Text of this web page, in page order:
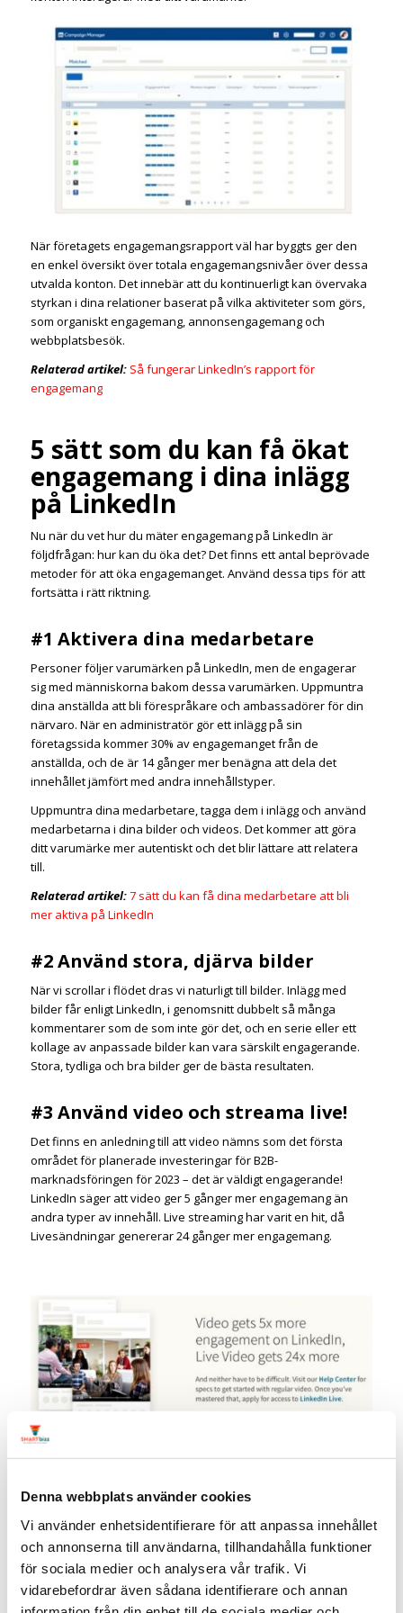
Denna webbplats använder cookies
Vi använder enhetsidentifierare för att anpassa innehållet
och annonserna till användarna, tillhandahålla funktioner
för sociala medier och analysera vår trafik. Vi
vidarebefordrar även sådana identifierare och annan
När företagets engagemangsrapport väl har byggts ger den
en enkel översikt över totala engagemangsnivåer över dessa
utvalda konton. Det innebär att du kontinuerligt kan övervaka
styrkan i dina relationer baserat på vilka aktiviteter som görs,
som organiskt engagemang, annonsengagemang och
webbplatsbesök.
Relaterad artikel: Så fungerar LinkedIn’s rapport för
engagemang
5 sätt som du kan få ökat
engagemang i dina inlägg
på LinkedIn
Nu när du vet hur du mäter engagemang på LinkedIn är
följdfrågan: hur kan du öka det? Det finns ett antal beprövade
metoder för att öka engagemanget. Använd dessa tips för att
fortsätta i rätt riktning.
#1 Aktivera dina medarbetare
Personer följer varumärken på LinkedIn, men de engagerar
sig med människorna bakom dessa varumärken. Uppmuntra
dina anställda att bli förespråkare och ambassadörer för din
närvaro. När en administratör gör ett inlägg på sin
företagssida kommer 30% av engagemanget från de
anställda, och de är 14 gånger mer benägna att dela det
innehållet jämfört med andra innehållstyper.
Uppmuntra dina medarbetare, tagga dem i inlägg och använd
medarbetarna i dina bilder och videos. Det kommer att göra
ditt varumärke mer autentiskt och det blir lättare att relatera
till.
Relaterad artikel:7 sätt du kan få dina medarbetare att bli
mer aktiva på LinkedIn
#2 Använd stora, djärva bilder
När vi scrollar i flödet dras vi naturligt till bilder. Inlägg med
bilder får enligt LinkedIn, i genomsnitt dubbelt så många
kommentarer som de som inte gör det, och en serie eller ett
kollage av anpassade bilder kan vara särskilt engagerande.
Stora, tydliga och bra bilder ger de bästa resultaten.
#3 Använd video och streama live!
Det finns en anledning till att video nämns som det första
området för planerade investeringar för B2B-
marknadsföringen för 2023 – det är väldigt engagerande!
LinkedIn säger att video ger 5 gånger mer engagemang än
andra typer av innehåll. Live streaming har varit en hit, då
Livesändningar genererar 24 gånger mer engagemang.
#4 Publicera inlägg ofta
Att publicera innehåll oftare ger inte bara fler möjligheter för
människor att engagera sig i ditt varumärke och dess
synvinkel, utan hjälper dig också att utveckla en konsekvent
närvaro på LinkedIn. Enligt LinkedIn får de organisationer som
publicerar minst en gång i veckan 2 gånger mer engagemang.